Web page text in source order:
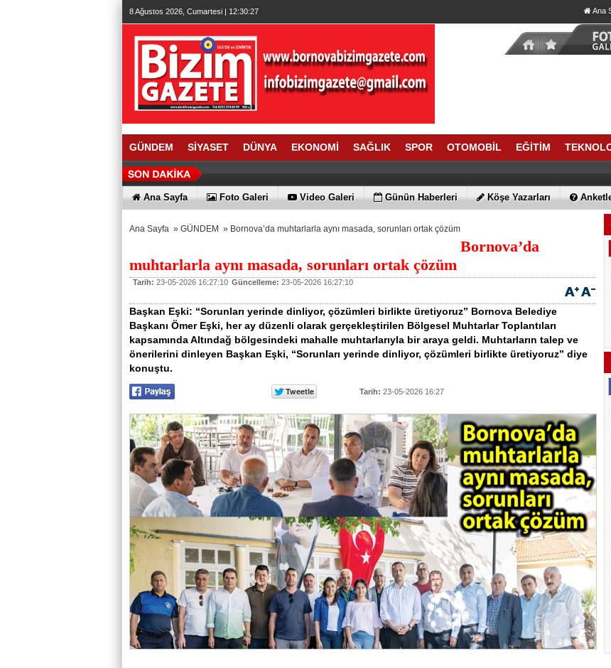
8 Ağustos 2026, Cumartesi | 12:30:28 Ana
GÜNDEM SİYASET DÜNYA EKONOMİ SAĞLIK SPOR OTOMOBİL EĞİTİM
Ana Sayfa Foto Galeri Video Galeri Günün Haberleri Köşe Yazarları
Ana Sayfa » GÜNDEM » Bornova’da muhtarlarla aynı masada, sorunları ortak çözüm
Bornova’da
muhtarlarla aynı masada, sorunları ortak çözüm
Tarih: 23-05-2026 16:27:10 Güncelleme: 23-05-2026 16:27:10
Başkan Eşki: “Sorunları yerinde dinliyor, çözümleri birlikte üretiyoruz” Bornova Belediye
Başkanı Ömer Eşki, her ay düzenli olarak gerçekleştirilen Bölgesel Muhtarlar Toplantıları
kapsamında Altındağ bölgesindeki mahalle muhtarlarıyla bir araya geldi. Muhtarların talep ve
önerilerini dinleyen Başkan Eşki, “Sorunları yerinde dinliyor, çözümleri birlikte üretiyoruz” diye
konuştu.
Tarih: 23-05-2026 16:27